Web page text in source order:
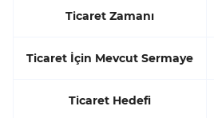
Ticaret Zamanı
Ticaret İçin Mevcut Sermaye
Ticaret Hedefi